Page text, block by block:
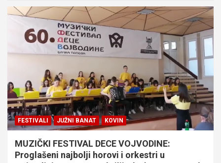
FESTIVALI JUŽNI BANAT KOVIN
MUZIČKI FESTIVAL DECE VOJVODINE:
Proglašeni najbolji horovi i orkestri u